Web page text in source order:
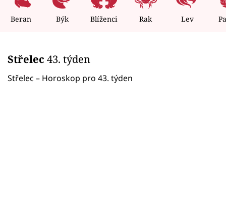
Celebrity
Seriály
Beran Býk Blíženci Rak Lev
Střelec 43. týden
Střelec – Horoskop pro 43. týden